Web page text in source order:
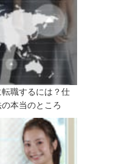
職するには？仕
本当のところ